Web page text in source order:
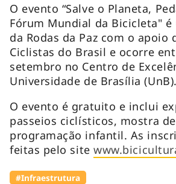
O evento “Salve o Planeta,
Fórum Mundial da Bicicleta" é
da Rodas da Paz com o apoio
Ciclistas do Brasil e ocorre
setembro no Centro de
Universidade de Brasília (UnB).
O evento é gratuito e inclui
passeios ciclísticos, mostra
programação infantil. As
feitas pelo site
#Infraestrutura